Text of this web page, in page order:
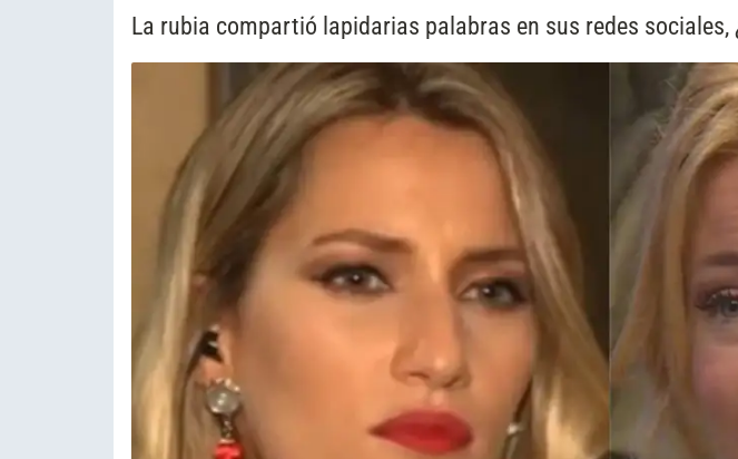
La rubia compartió lapidarias palabras en sus redes sociales,